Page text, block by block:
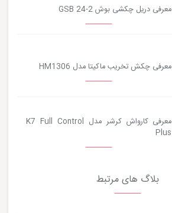
معرفی دریل چکشی بوش GSB 24-2
معرفی چکش تخریب ماکیتا مدل HM1306
معرفی کارواش کرشر مدل K7 Full Control
Plus
بلاگ های مرتبط